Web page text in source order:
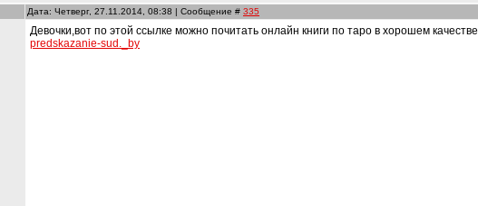
Дата: Четверг, 27.11.2014, 08:38 | Сообщение # 335
Девочки,вот по этой ссылке можно почитать онлайн книги по таро в хорошем качестве
predskazanie-sud._by